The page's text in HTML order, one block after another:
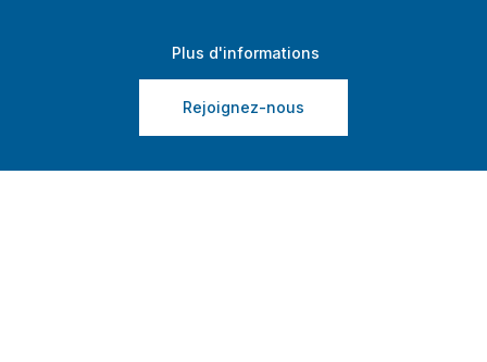
Plus d'informations
Rejoignez-nous